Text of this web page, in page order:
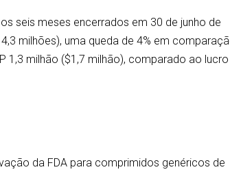
seis meses encerrados em 30 de junho de
milhões), uma queda de 4% em
1,3 milhão ($1,7 milhão), comparado ao
da FDA para comprimidos genéricos de